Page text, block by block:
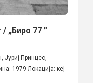
„Биро 77 ”
Јуриј Принцес,
1979 Локација: кеј